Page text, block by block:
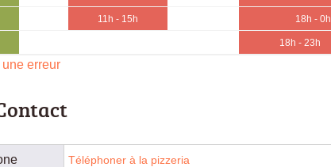
11h - 15h 18h - 0h
18h - 23h
erreur
Téléphoner à la pizzeria